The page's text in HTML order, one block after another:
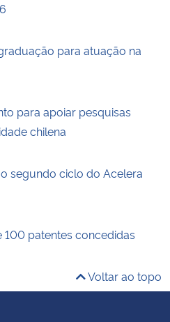
para atuação na
para apoiar pesquisas
chilena
segundo ciclo do Acelera
100 patentes concedidas
Voltar ao topo